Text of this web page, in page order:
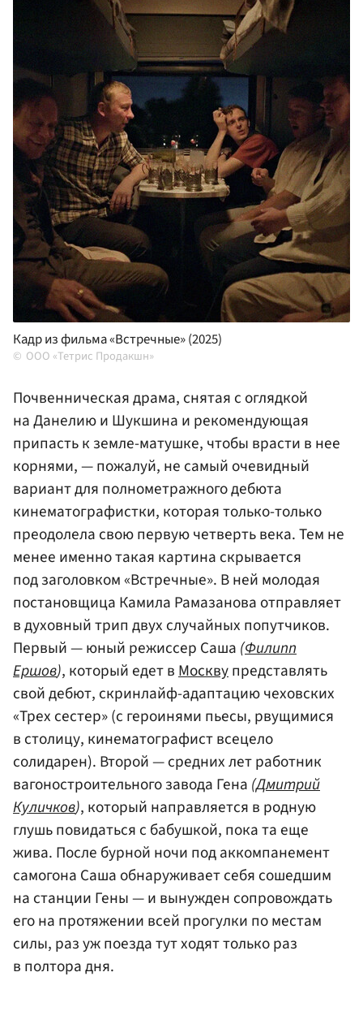
Кадр из фильма «Встречные» (2025)
ООО «Тетрис Продакшн»
Почвенническая драма, снятая с оглядкой
на Данелию и Шукшина и рекомендующая
припасть к земле-матушке, чтобы врасти в нее
корнями, — пожалуй, не самый очевидный
вариант для полнометражного дебюта
кинематографистки, которая только-только
преодолела свою первую четверть века. Тем не
менее именно такая картина скрывается
под заголовком «Встречные». В ней молодая
постановщица Камила Рамазанова отправляет
в духовный трип двух случайных попутчиков.
Первый — юный режиссер Саша (Филипп
Ершов), который едет вМосквупредставлять
свой дебют, скринлайф-адаптацию чеховских
«Трех сестер» (с героинями пьесы, рвущимися
в столицу, кинематографист всецело
солидарен). Второй — средних лет работник
вагоностроительного завода Гена (Дмитрий
Куличков), который направляется в родную
глушь повидаться с бабушкой, пока та еще
жива. После бурной ночи под аккомпанемент
самогона Саша обнаруживает себя сошедшим
на станции Гены — и вынужден сопровождать
его на протяжении всей прогулки по местам
силы, раз уж поезда тут ходят только раз
в полтора дня.